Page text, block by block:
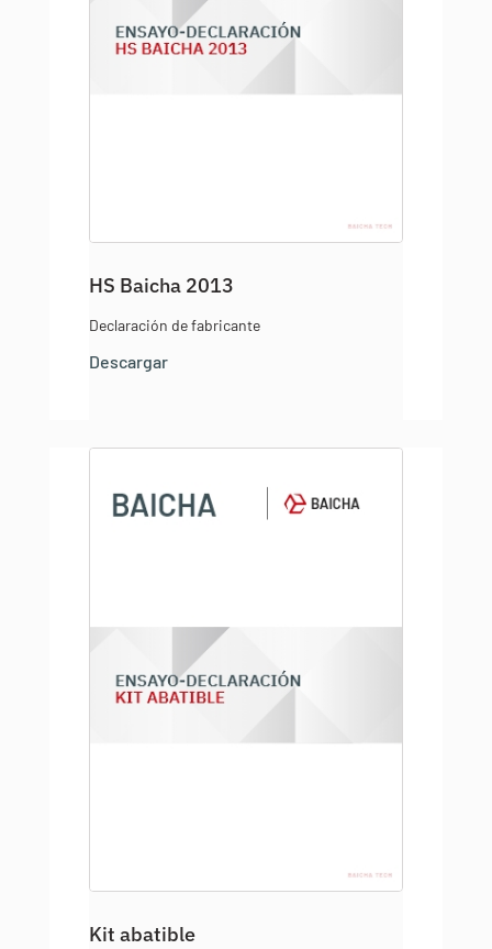
HS Baicha 2013
Declaración de fabricante
Descargar
Kit abatible